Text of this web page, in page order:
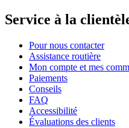
Service à la
Pour nous contacter
Assistance routière
Mon compte et mes
Paiements
Conseils
FAQ
Accessibilité
Évaluations des clients